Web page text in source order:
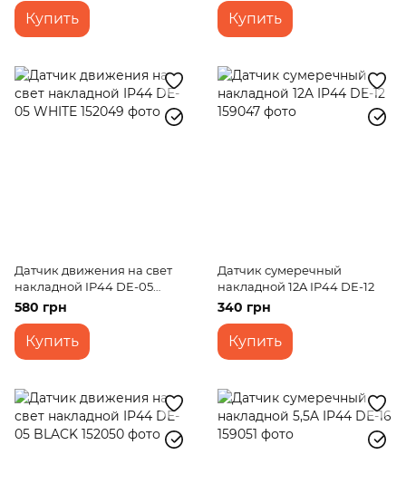
Купить Купить
Датчик движения на свет
накладной IP44 DE-05
WHITE
580 грн
Купить
Датчик сумеречный
накладной 12A IP44 DE-12
340 грн
Купить